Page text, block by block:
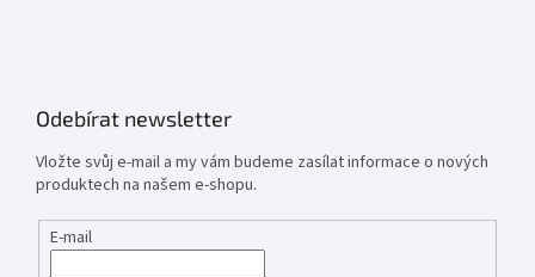
Odebírat newsletter
Vložte svůj e-mail a my vám budeme zasílat informace o nových
produktech na našem e-shopu.
E-mail